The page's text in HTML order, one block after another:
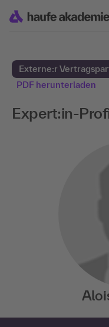
Externe:r
PDF herunterladen
Expert:in-